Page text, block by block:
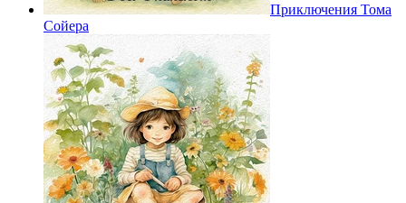
Приключения Тома
Сойера